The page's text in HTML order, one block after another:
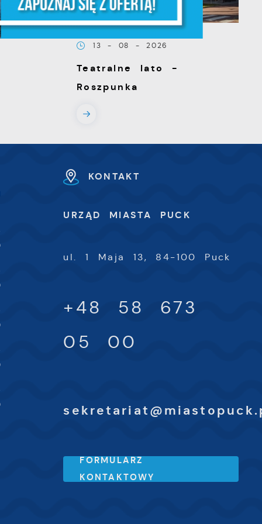
13 - 08 - 2026
Teatralne lato -
Roszpunka
KONTAKT
URZĄD MIASTA PUCK
ul. 1 Maja 13, 84-100 Puck
+48 58 673
05 00
FORMULARZ
KONTAKTOWY